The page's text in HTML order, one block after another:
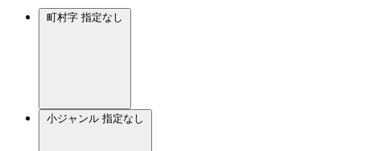
町村字 指定なし
小ジャンル 指定なし